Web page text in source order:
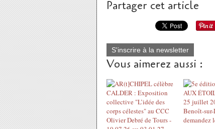
Partager cet article
S'inscrire à la newsletter
Vous aimerez aussi :